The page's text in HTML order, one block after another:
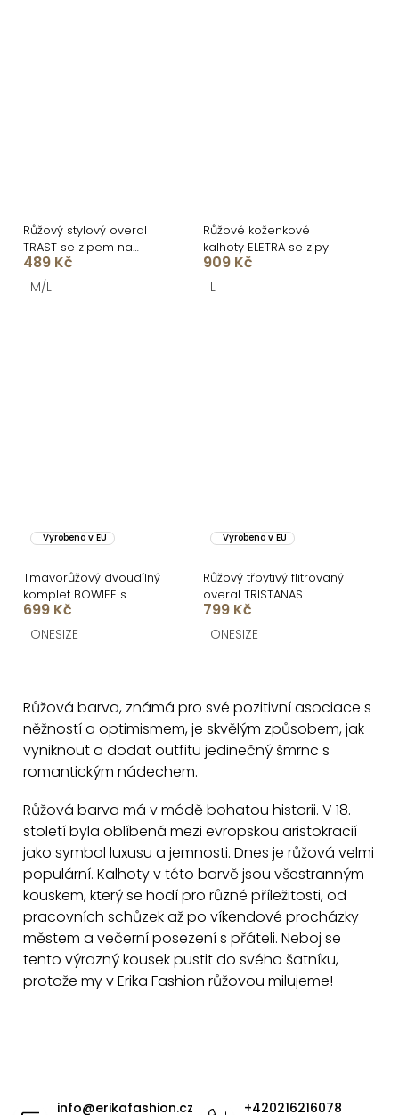
Růžový stylový overal
TRAST se zipem na
zádech
489 Kč
M/L
Růžové koženkové
kalhoty ELETRA se zipy
909 Kč
L
Vyrobeno v EU
Tmavorůžový dvoudílný
komplet BOWIEE s
květinovým vzorem
699 Kč
ONESIZE
Vyrobeno v EU
Růžový třpytivý flitrovaný
overal TRISTANAS
799 Kč
ONESIZE
l
á
d
c
í
p
r
v
k
y
v
Růžová barva, známá pro své pozitivní asociace s
něžností a optimismem, je skvělým způsobem, jak
vyniknout a dodat outfitu jedinečný šmrnc s
romantickým nádechem.
Růžová barva má v módě bohatou historii. V 18.
století byla oblíbená mezi evropskou aristokracií
jako symbol luxusu a jemnosti. Dnes je růžová velmi
populární. Kalhoty v této barvějsou všestranným
kouskem, který se hodí pro různé příležitosti, od
pracovních schůzek až po víkendové procházky
městem a večerní posezení s přáteli. Neboj se
tento výrazný kousek pustit do svého šatníku,
protože my v Erika Fashion růžovou milujeme!
info@erikafashion.cz
+420216216078